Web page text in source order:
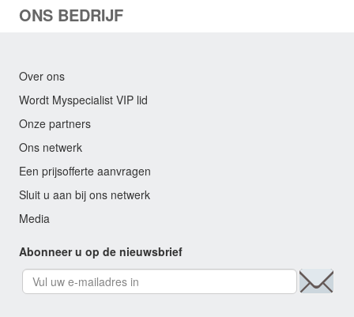
ONS BEDRIJF
Over ons
Wordt Myspecialist VIP lid
Onze partners
Ons netwerk
Een prijsofferte aanvragen
Sluit u aan bij ons netwerk
Media
Abonneer u op de nieuwsbrief